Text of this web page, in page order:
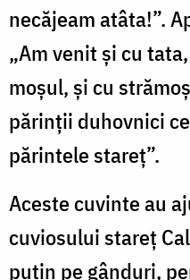
necăjeam atâta!”.
„Am venit și cu
moșul, și cu
părinții duhovnici
părintele stareț”.
Aceste cuvinte au
cuviosului stareț
puțin pe gânduri,